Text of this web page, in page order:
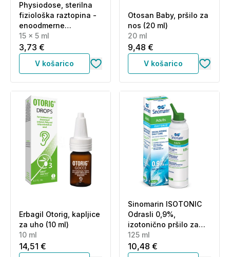
Physiodose, sterilna
fiziološka raztopina -
enoodmerne
plastenke (15 x 5 ml)
15 x 5 ml
3,73 €
V košarico
Otosan Baby, pršilo za
nos (20 ml)
20 ml
9,48 €
V košarico
Erbagil Otorig, kapljice
za uho (10 ml)
10 ml
14,51 €
Sinomarin ISOTONIC
Odrasli 0,9%,
izotonično pršilo za
odrasle (125 ml)
125 ml
10,48 €